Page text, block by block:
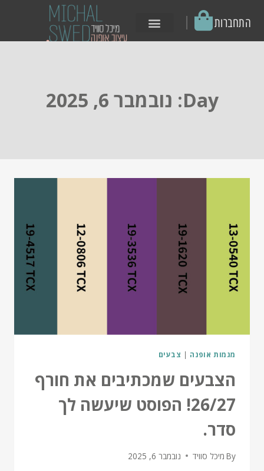
│ התחברות
Day: נובמבר 6, 2025
מגמות אופנה | צבעים
הצבעים שמכתיבים את חורף
26/27! הפוסט שיעשה לך
סדר.
By מיכל סוויד נובמבר 6, 2025